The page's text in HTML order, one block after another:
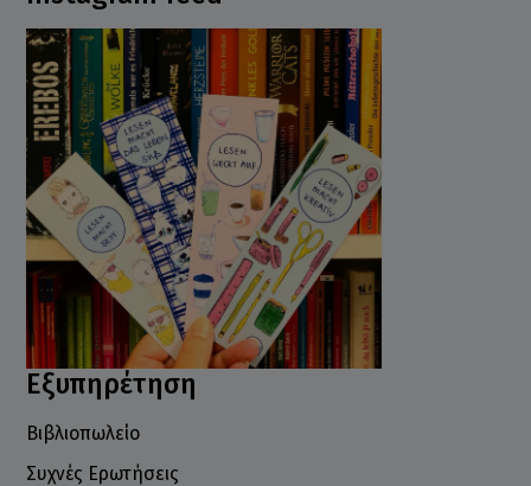
Εξυπηρέτηση
Βιβλιοπωλείο
Συχνές Ερωτήσεις